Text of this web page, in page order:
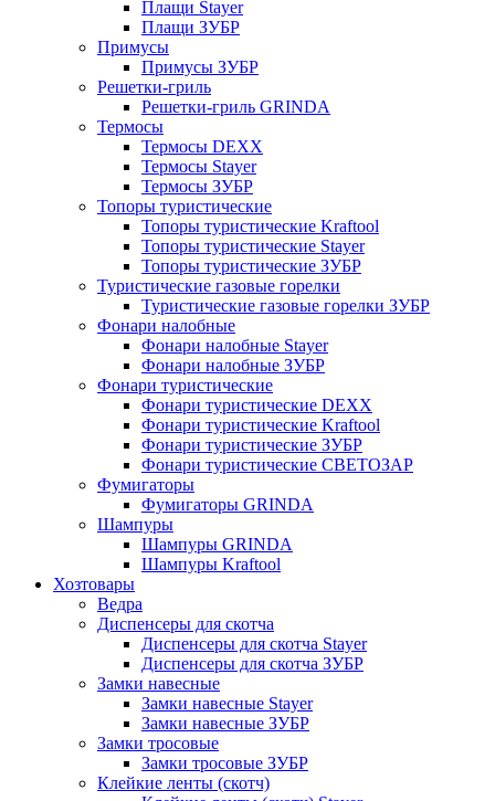
Плащи Stayer
Плащи ЗУБР
Примусы
Примусы ЗУБР
Решетки-гриль
Решетки-гриль GRINDA
Термосы
Термосы DEXX
Термосы Stayer
Термосы ЗУБР
Топоры туристические
Топоры туристические Kraftool
Топоры туристические Stayer
Топоры туристические ЗУБР
Туристические газовые горелки
Туристические газовые горелки ЗУБР
Фонари налобные
Фонари налобные Stayer
Фонари налобные ЗУБР
Фонари туристические
Фонари туристические DEXX
Фонари туристические Kraftool
Фонари туристические ЗУБР
Фонари туристические СВЕТОЗАР
Фумигаторы
Фумигаторы GRINDA
Шампуры
Шампуры GRINDA
Шампуры Kraftool
Хозтовары
Ведра
Диспенсеры для скотча
Диспенсеры для скотча Stayer
Диспенсеры для скотча ЗУБР
Замки навесные
Замки навесные Stayer
Замки навесные ЗУБР
Замки тросовые
Замки тросовые ЗУБР
Клейкие ленты (скотч)